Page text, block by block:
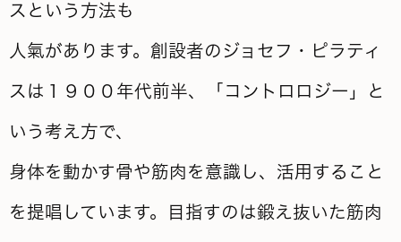
スという方法も
人氣があります。創設者のジョセフ・ピラティ
スは１９００年代前半、「コントロロジー」と
いう考え方で、
身体を動かす骨や筋肉を意識し、活用すること
を提唱しています。目指すのは鍛え抜いた筋肉